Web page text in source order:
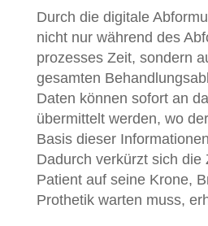
Durch die digitale
nicht nur während des
prozesses Zeit, sondern
gesamten
Daten können sofort an
übermittelt werden, wo
Basis dieser
Dadurch verkürzt sich die
Patient auf seine Krone,
Prothetik warten muss,